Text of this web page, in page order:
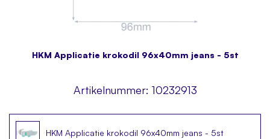
HKM Applicatie krokodil 96x40mm jeans - 5st
Artikelnummer: 10232913
HKM Applicatie krokodil 96x40mm jeans - 5st